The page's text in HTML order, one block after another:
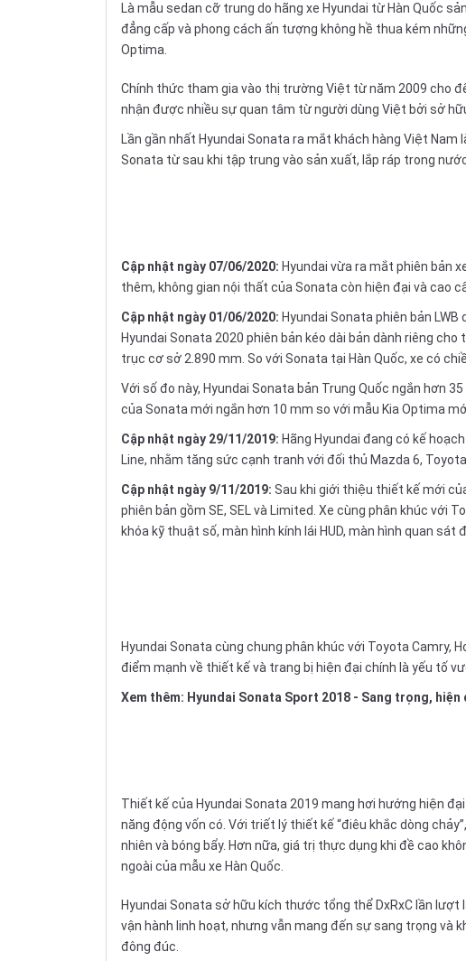
Là mẫu sedan cỡ trung do hãng xe Hyundai từ Hàn Quốc
đẳng cấp và phong cách ấn tượng không hề thua kém
Optima
Chính thức tham gia vào thị trường Việt từ năm 2009 cho
nhận được nhiều sự quan tâm từ người dùng Việt bởi sở
Lần gần nhất Hyundai Sonata ra mắt khách hàng Việt Nam
Sonata từ sau khi tập trung vào sản xuất, lắp ráp trong
Cập nhật ngày 07/06/2020: Hyundai vừa ra mắt phiên bản
thêm, không gian nội thất của Sonata còn hiện đại và cao
Cập nhật ngày 01/06/2020: Hyundai Sonata phiên bản
Hyundai Sonata 2020 phiên bản kéo dài bản dành riêng
trục cơ sở 2.890 mm. So với Sonata tại Hàn Quốc, xe có
Với số đo này, Hyundai Sonata bản Trung Quốc ngắn hơn
của Sonata mới ngắn hơn 10 mm so với mẫu Kia Optima
Cập nhật ngày 29/11/2019: Hãng Hyundai đang có kế
Line, nhằm tăng sức cạnh tranh với đối thủ Mazda 6,
Cập nhật ngày 9/11/2019: Sau khi giới thiệu thiết kế mới
phiên bản gồm SE, SEL và Limited. Xe cùng phân khúc với
khóa kỹ thuật số, màn hình kính lái HUD, màn hình quan
Hyundai Sonata cùng chung phân khúc với Toyota Camry,
điểm mạnh về thiết kế và trang bị hiện đại chính là yếu tố
Xem thêm: Hyundai Sonata Sport 2018 - Sang trọng, hiện
Thiết kế của Hyundai Sonata 2019 mang hơi hướng hiện
năng động vốn có. Với triết lý thiết kế “điêu khắc dòng
nhiên và bóng bẩy. Hơn nữa, giá trị thực dụng khi đề cao
ngoài của mẫu xe Hàn Quốc.
Hyundai Sonata sở hữu kích thước tổng thể DxRxC lần lượt
vận hành linh hoạt, nhưng vẫn mang đến sự sang trọng và
đông đúc.